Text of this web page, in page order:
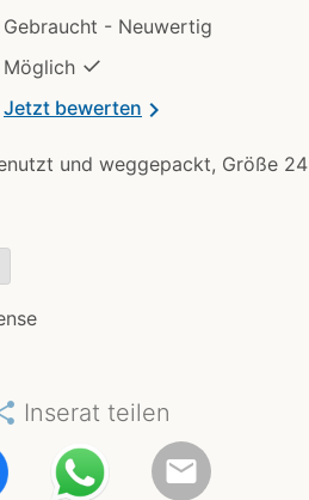
Gebraucht - Neuwertig
Möglich ✓
Jetzt bewertenchevron_right
und weggepackt, Größe 24
Inserat teilen
email